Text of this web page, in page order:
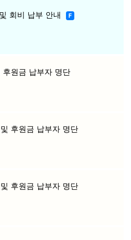
회비 납부 안내 F
원금 납부자 명단
후원금 납부자 명단
후원금 납부자 명단